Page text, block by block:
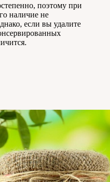
поэтому при
наличие не
если вы удалите